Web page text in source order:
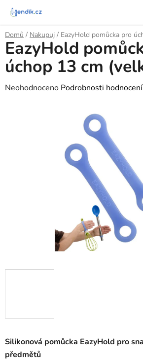
Přejít
obsah
Domů / Nakupuj / EazyHold pomůcka pro
Silikonová pomůcka EazyHold pro
předmětů
EazyHold
úchop 13 cm
Průměrné
Neohodnoceno Podrobnosti hodnocení